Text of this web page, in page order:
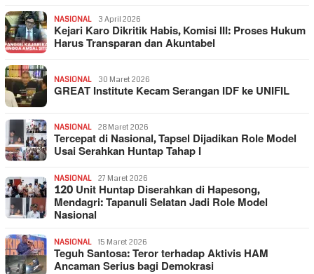
NASIONAL 3 April 2026
Kejari Karo Dikritik Habis, Komisi III: Proses Hukum
Harus Transparan dan Akuntabel
NASIONAL 30 Maret 2026
GREAT Institute Kecam Serangan IDF ke UNIFIL
NASIONAL 28 Maret 2026
Tercepat di Nasional, Tapsel Dijadikan Role Model
Usai Serahkan Huntap Tahap I
NASIONAL 27 Maret 2026
120 Unit Huntap Diserahkan di Hapesong,
Mendagri: Tapanuli Selatan Jadi Role Model
Nasional
NASIONAL 15 Maret 2026
Teguh Santosa: Teror terhadap Aktivis HAM
Ancaman Serius bagi Demokrasi